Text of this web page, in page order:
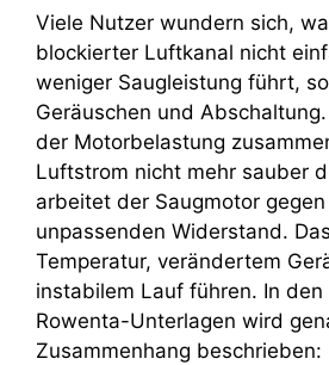
Viele Nutzer wundern sich,
blockierter Luftkanal nicht
weniger Saugleistung führt,
Geräuschen und
der Motorbelastung
Luftstrom nicht mehr sauber
arbeitet der Saugmotor gegen
unpassenden Widerstand.
Temperatur, verändertem
instabilem Lauf führen. In
Rowenta-Unterlagen wird
Zusammenhang beschrieben: